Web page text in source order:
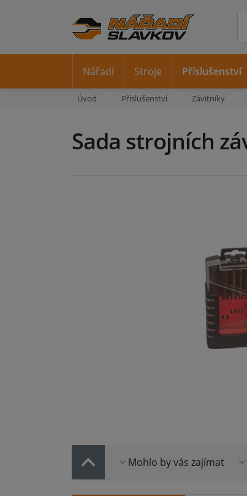
Úvod Příslušenství Závitníky
Sada strojních
Mohlo by vás zajímat
Nářadí Stroje Příslušenství